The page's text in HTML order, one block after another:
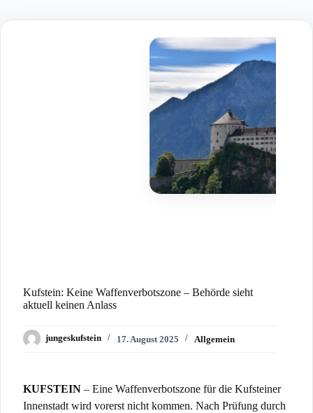
content
Kufstein: Keine Waffenverbotszone – Behörde sieht
aktuell keinen Anlass
jungeskufstein 17. August 2025 Allgemein
KUFSTEIN – Eine Waffenverbotszone für die Kufsteiner
Innenstadt wird vorerst nicht kommen. Nach Prüfung durch